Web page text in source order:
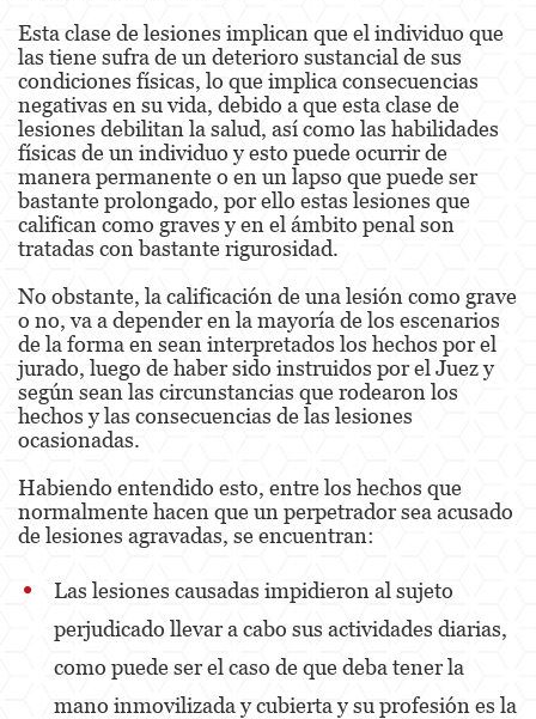
Apropiación Indebida De Fondos Públicos
Falsificación
Falsificación o Alteración de una
Prescripción Médica
Malversación de Fondos
Presentación de Documentos Falsos
Robo de Identidad
Delitos de Drogas
Fabricación de Drogas
Leyes sobre Marihuana en California
Posesión de Marihuana
Posesión de Metanfetamina
Esta clase de lesiones implican que el individuo que
las tiene sufra de un deterioro sustancial de sus
condiciones físicas, lo que implica consecuencias
negativas en su vida, debido a que esta clase de
lesiones debilitan la salud, así como las habilidades
físicas de un individuo y esto puede ocurrir de
manera permanente o en un lapso que puede ser
bastante prolongado, por ello estas lesiones que
califican como graves y en el ámbito penal son
tratadas con bastante rigurosidad.
No obstante, la calificación de una lesión como grave
o no, va a depender en la mayoría de los escenarios
de la forma en sean interpretados los hechos por el
jurado, luego de haber sido instruidos por el Juez y
según sean las circunstancias que rodearon los
hechos y las consecuencias de las lesiones
ocasionadas.
Habiendo entendido esto, entre los hechos que
normalmente hacen que un perpetrador sea acusado
de lesiones agravadas, se encuentran:
Las lesiones causadas impidieron al sujeto
perjudicado llevar a cabo sus actividades diarias,
como puede ser el caso de que deba tener la
mano inmovilizada y cubierta y su profesión es la